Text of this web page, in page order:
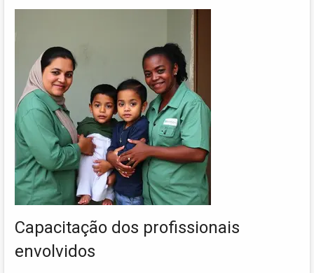
Capacitação dos profissionais
envolvidos